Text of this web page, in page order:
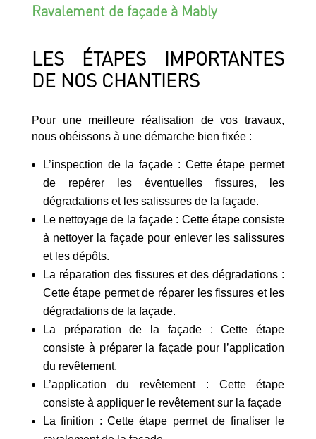
Ravalement de façade à Mably
LES ÉTAPES IMPORTANTES
DE NOS CHANTIERS
Pour une meilleure réalisation de vos travaux,
nous obéissons à une démarche bien fixée :
L’inspection de la façade : Cette étape permet
de repérer les éventuelles fissures, les
dégradations et les salissures de la façade.
Le nettoyage de la façade : Cette étape consiste
à nettoyer la façade pour enlever les salissures
et les dépôts.
La réparation des fissures et des dégradations :
Cette étape permet de réparer les fissures et les
dégradations de la façade.
La préparation de la façade : Cette étape
consiste à préparer la façade pour l’application
du revêtement.
L’application du revêtement : Cette étape
consiste à appliquer le revêtement sur la façade
La finition : Cette étape permet de finaliser le